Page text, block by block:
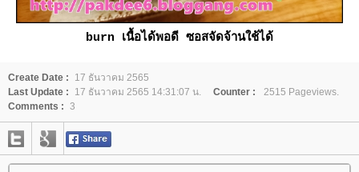
burn เนื้อได้พอดี ซอสจัดจ้านใช้ได้
Create Date :
17 ธันวาคม 2565
Last Update :
17 ธันวาคม 2565 14:31:07 น. Counter :
2515 Pageviews.
Comments : 3